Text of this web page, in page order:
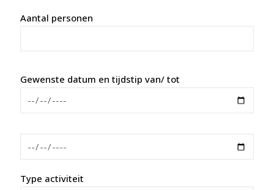
Aantal personen
Gewenste datum en tijdstip van/ tot
Type activiteit